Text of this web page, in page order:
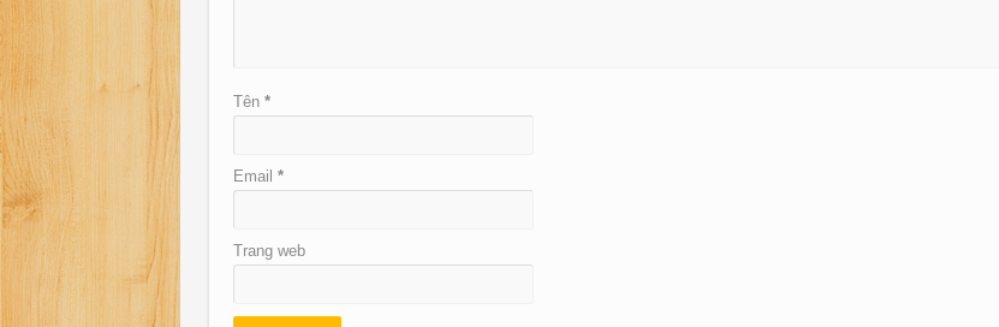
Tên *
Email *
Trang web